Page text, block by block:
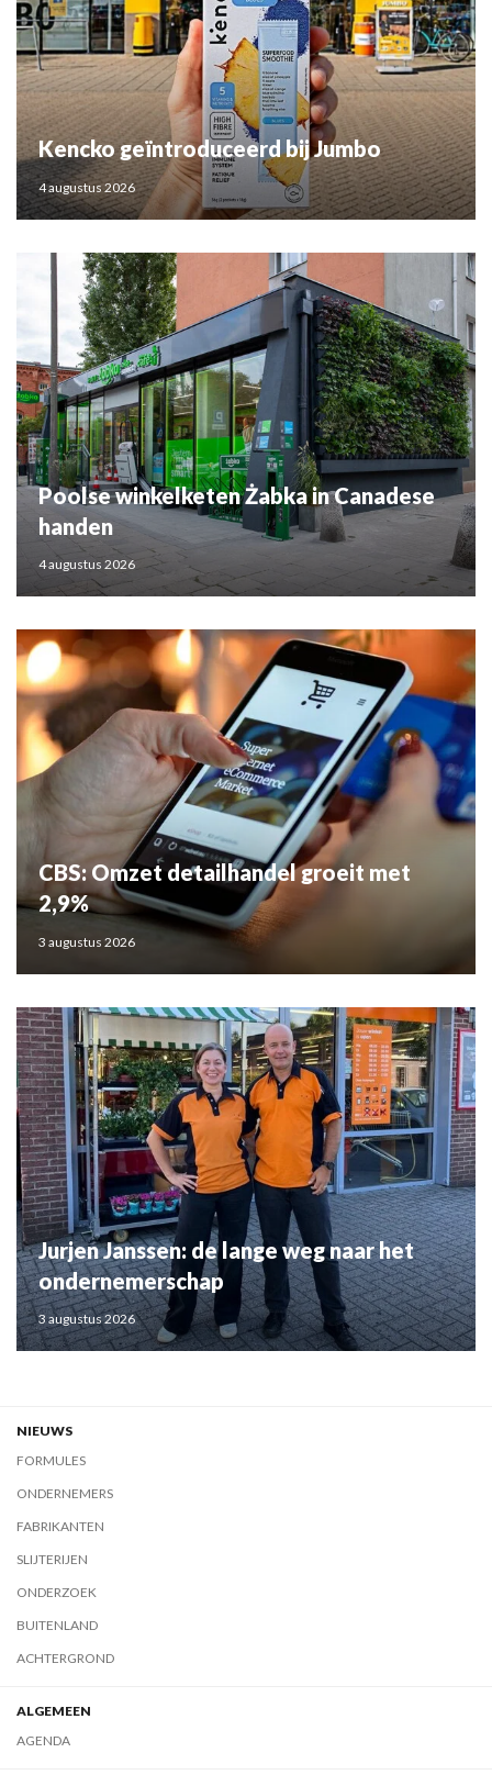
Kencko geïntroduceerd bij Jumbo
4 augustus 2026
Poolse winkelketen Żabka in Canadese
handen
4 augustus 2026
CBS: Omzet detailhandel groeit met
2,9%
3 augustus 2026
Jurjen Janssen: de lange weg naar het
ondernemerschap
3 augustus 2026
NIEUWS
FORMULES
ONDERNEMERS
FABRIKANTEN
SLIJTERIJEN
ONDERZOEK
BUITENLAND
ACHTERGROND
ALGEMEEN
AGENDA